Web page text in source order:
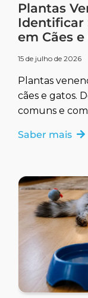
Plantas
Identificar
em Cães
15 de julho de 2026
Plantas
cães e gatos.
comuns e
Saber mais